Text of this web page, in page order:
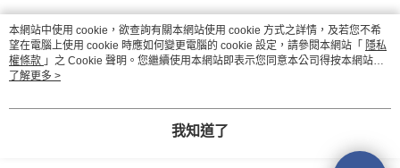
熱門標籤
本網站中使用 cookie，欲查詢有關本網站使用 cookie 方式之詳情，及若您不希
望在電腦上使用 cookie 時應如何變更電腦的 cookie 設定，請參閱本網站「 隱私
權條款 」之 Cookie 聲明。您繼續使用本網站即表示您同意本公司得按本網站使
用條款之 Cookie 聲明使用 cookie。
了解更多 >
我知道了